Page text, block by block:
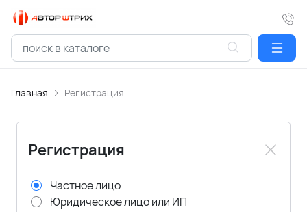
Главная Регистрация
Регистрация
Частное лицо
Юридическое лицо или ИП